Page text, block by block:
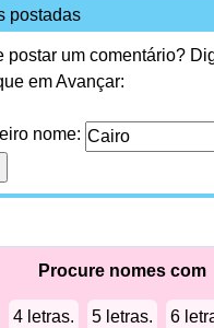
postadas
postar um comentário?
em Avançar:
nome:
Procure nomes com
4 letras. 5 letras. 6